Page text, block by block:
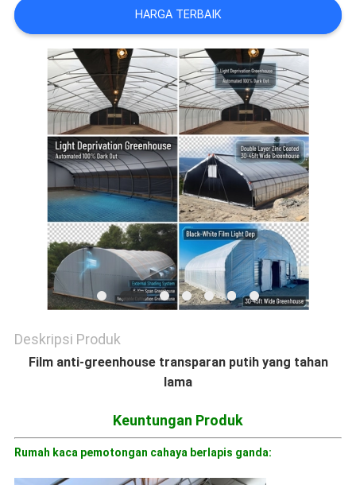
SITUS
KEBIJAKAN
PRIBADI
HARGA TERBAIK
Deskripsi Produk
Film anti-greenhouse transparan putih yang tahan
lama
Keuntungan Produk
Rumah kaca pemotongan cahaya berlapis ganda: